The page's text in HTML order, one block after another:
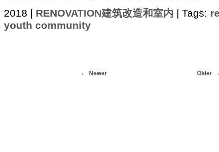
2018 | RENOVATION建筑改造和室内 | Tags:
youth community
Newer Older